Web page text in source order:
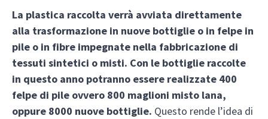
La plastica raccolta verrà avviata direttamente
alla trasformazione in nuove bottiglie o in felpe in
pile o in fibre impegnate nella fabbricazione di
tessuti sintetici o misti. Con le bottiglie raccolte
in questo anno potranno essere realizzate 400
felpe di pile ovvero 800 maglioni misto lana,
oppure 8000 nuove bottiglie. Questo rende l’idea di